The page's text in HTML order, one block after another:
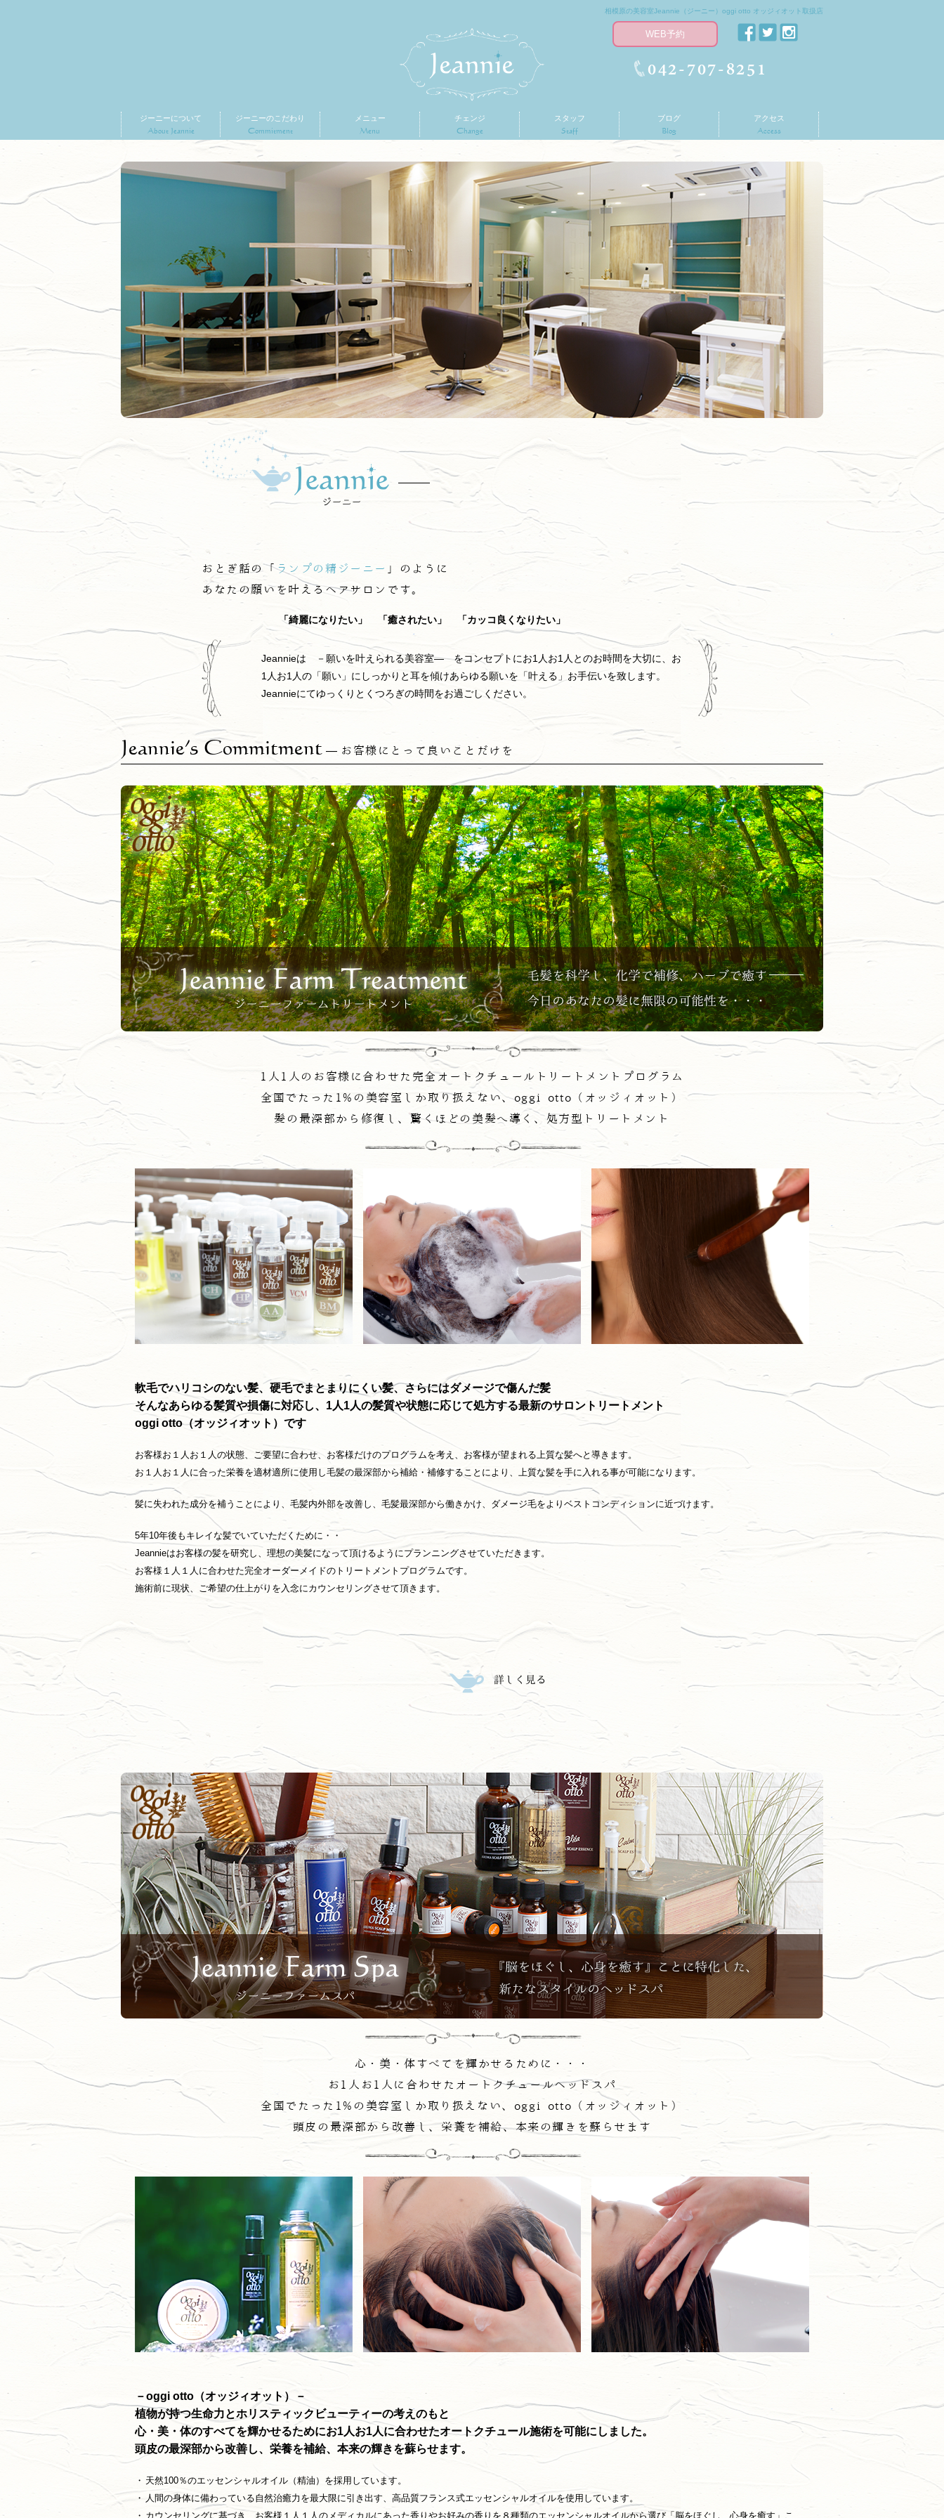
相模原の美容室Jeannie（ジーニー）oggi otto オッジィオット取扱店
WEB予約
042-707-8251
ジーニーについて
About Jeannie
ジーニーのこだわり
Commitment
メニュー
Menu
チェンジ
Change
スタッフ
Staff
ブログ
Blog
アクセス
Access
おとぎ話の「ランプの精ジーニー 」のように
あなたの願いを叶えるヘアサロンです。
「綺麗になりたい」 「癒されたい」 「カッコ良くなりたい」
Jeannieは －願いを叶えられる美容室― をコンセプトにお1人お1人とのお時間を大切に、お
1人お1人の「願い」にしっかりと耳を傾けあらゆる願いを「叶える」お手伝いを致します。
Jeannieにてゆっくりとくつろぎの時間をお過ごしください。
Jeannie’s Commitment ― お客様にとって良いことだけを
1人1人のお客様に合わせた完全オートクチュールトリートメントプログラム
全国でたった1%の美容室しか取り扱えない、oggi otto（オッジィオット）
髪の最深部から修復し、驚くほどの美髪へ導く、処方型トリートメント
軟毛でハリコシのない髪、硬毛でまとまりにくい髪、さらにはダメージで傷んだ髪
そんなあらゆる髪質や損傷に対応し、1人1人の髪質や状態に応じて処方する最新のサロントリートメント
oggi otto（オッジィオット）です
お客様お１人お１人の状態、ご要望に合わせ、お客様だけのプログラムを考え、お客様が望まれる上質な髪へと導きます。
お１人お１人に合った栄養を適材適所に使用し毛髪の最深部から補給・補修することにより、上質な髪を手に入れる事が可能になります。
髪に失われた成分を補うことにより、毛髪内外部を改善し、毛髪最深部から働きかけ、ダメージ毛をよりベストコンディションに近づけます。
5年10年後もキレイな髪でいていただくために・・
Jeannieはお客様の髪を研究し、理想の美髪になって頂けるようにプランニングさせていただきます。
お客様１人１人に合わせた完全オーダーメイドのトリートメントプログラムです。
施術前に現状、ご希望の仕上がりを入念にカウンセリングさせて頂きます。
心・美・体すべてを輝かせるために・・・
お1人お1人に合わせたオートクチュールヘッドスパ
全国でたった1%の美容室しか取り扱えない、oggi otto（オッジィオット）
頭皮の最深部から改善し、栄養を補給、本来の輝きを蘇らせます
－oggi otto（オッジィオット）－
植物が持つ生命力とホリスティックビューティーの考えのもと
心・美・体のすべてを輝かせるためにお1人お1人に合わせたオートクチュール施術を可能にしました。
頭皮の最深部から改善し、栄養を補給、本来の輝きを蘇らせます。
・ 天然100％のエッセンシャルオイル（精油）を採用しています。
・ 人間の身体に備わっている自然治癒力を最大限に引き出す、高品質フランス式エッセンシャルオイルを使用しています。
・ カウンセリングに基づき、お客様１人１人のメディカルにあった香りやお好みの香りを８種類のエッセンシャルオイルから選び「脳をほぐし 心身を癒す」こ